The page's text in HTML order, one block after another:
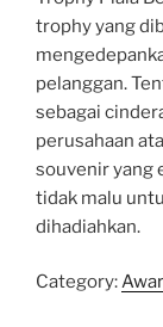
trophy yang
pelanggan.
sebagai
perusahaan
souvenir yang
tidak malu
dihadiahkan.
Category: